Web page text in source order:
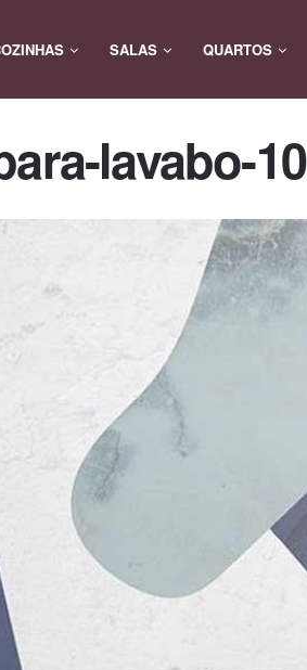
SALAS QUARTOS
lavabo-10